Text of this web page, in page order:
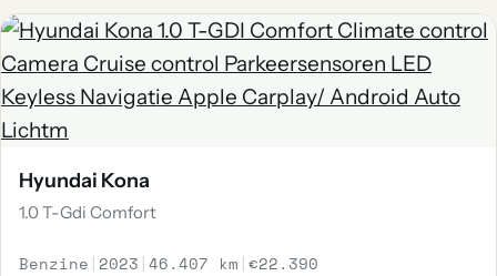
Hyundai Kona
1.0 T-Gdi Comfort
Benzine | 2023 |46.407 km |€22.390